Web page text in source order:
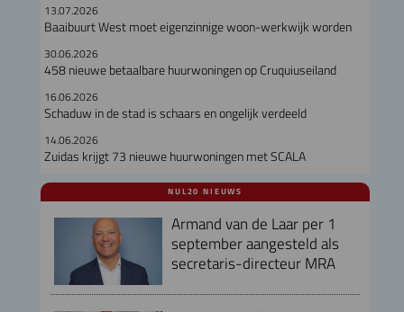
13.07.2026
Baaibuurt West moet eigenzinnige woon-werkwijk worden
30.06.2026
458 nieuwe betaalbare huurwoningen op Cruquiuseiland
16.06.2026
Schaduw in de stad is schaars en ongelijk verdeeld
14.06.2026
Zuidas krijgt 73 nieuwe huurwoningen met SCALA
NUL20 NIEUWS
Armand van de Laar per 1
september aangesteld als
secretaris-directeur MRA